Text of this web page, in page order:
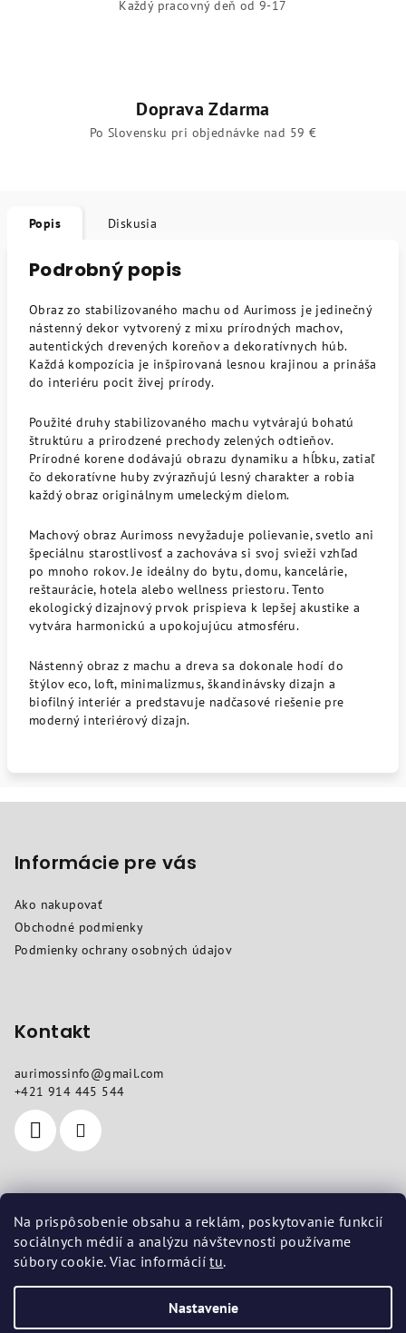
Na prispôsobenie obsahu a reklám, poskytovanie funkcií
sociálnych médií a analýzu návštevnosti používame
súbory cookie. Viac informáciítu.
Nastavenie
Každý pracovný deň od 9-17
Doprava Zdarma
Po Slovensku pri objednávke nad 59 €
Popis Diskusia
Podrobný popis
Obraz zo stabilizovaného machu od Aurimoss je jedinečný
nástenný dekor vytvorený z mixu prírodných machov,
autentických drevených koreňov a dekoratívnych húb.
Každá kompozícia je inšpirovaná lesnou krajinou a prináša
do interiéru pocit živej prírody.
Použité druhy stabilizovaného machu vytvárajú bohatú
štruktúru a prirodzené prechody zelených odtieňov.
Prírodné korene dodávajú obrazu dynamiku a hĺbku, zatiaľ
čo dekoratívne huby zvýrazňujú lesný charakter a robia
každý obraz originálnym umeleckým dielom.
Machový obraz Aurimoss nevyžaduje polievanie, svetlo ani
špeciálnu starostlivosť a zachováva si svoj svieži vzhľad
po mnoho rokov. Je ideálny do bytu, domu, kancelárie,
reštaurácie, hotela alebo wellness priestoru. Tento
ekologický dizajnový prvok prispieva k lepšej akustike a
vytvára harmonickú a upokojujúcu atmosféru.
Nástenný obraz z machu a dreva sa dokonale hodí do
štýlov eco, loft, minimalizmus, škandinávsky dizajn a
biofilný interiér a predstavuje nadčasové riešenie pre
moderný interiérový dizajn.
Informácie pre vás
Ako nakupovať
Obchodné podmienky
Podmienky ochrany osobných údajov
Kontakt
aurimossinfo@gmail.com
+421 914 445 544
Kde nás nájdete
Sídlo
: Sokolovská 10, Košice 04011
Prevádzka : Vojenská 14, Košice 04001